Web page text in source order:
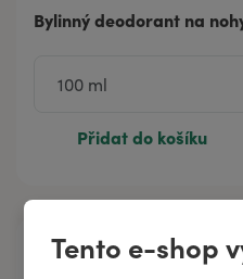
Tento e-shop
Bylinný deodorant na
Přidat do košíku